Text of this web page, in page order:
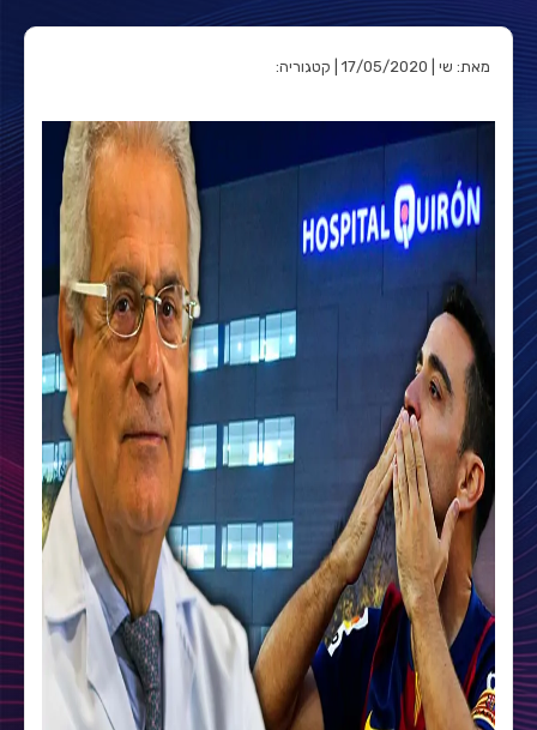
מאת: שי | 17/05/2020 | קטגוריה: